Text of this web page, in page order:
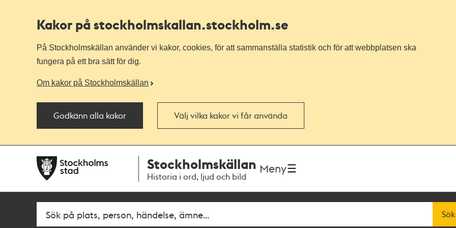
Kakor på stockholmskallan.stockholm.se
På Stockholmskällan använder vi kakor, cookies, för att sammanställa statistik och för att webbplatsen ska
fungera på ett bra sätt för dig.
Om kakor på Stockholmskällan
Godkänn alla kakor Välj vilka kakor vi får använda
navigationen
huvudinnehållet
Stockholmskällan
Historia i ord, ljud och bild
Meny
Fritextsök Sök